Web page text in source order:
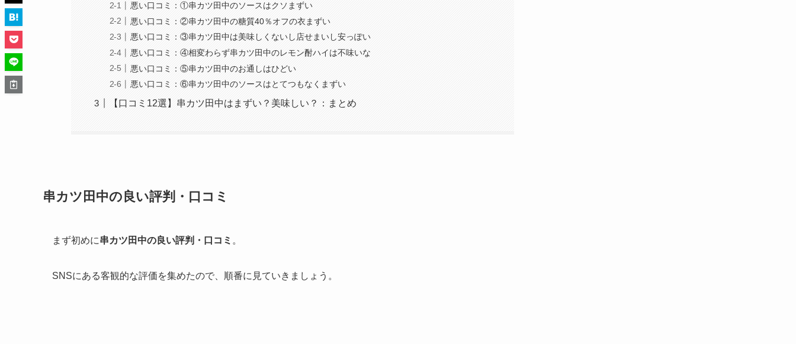
悪い口コミ：①串カツ田中のソースはクソまずい
悪い口コミ：②串カツ田中の糖質40％オフの衣まずい
悪い口コミ：③串カツ田中は美味しくないし店せまいし安っぽい
悪い口コミ：④相変わらず串カツ田中のレモン酎ハイは不味いな
悪い口コミ：⑤串カツ田中のお通しはひどい
悪い口コミ：⑥串カツ田中のソースはとてつもなくまずい
【口コミ12選】串カツ田中はまずい？美味しい？：まとめ
串カツ田中の良い評判・口コミ
まず初めに串カツ田中の良い評判・口コミ 。
SNSにある客観的な評価を集めたので、順番に見ていきましょう。